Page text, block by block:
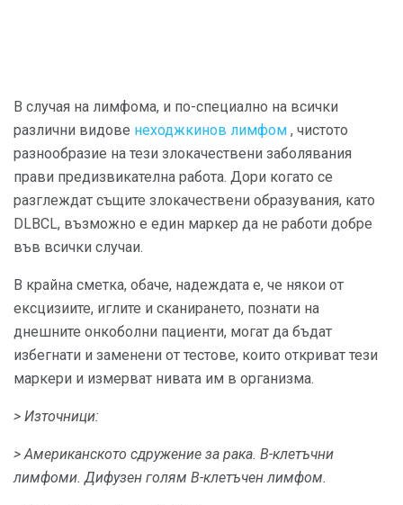
В случая на лимфома, и по-специално на всички
различни видове неходжкинов лимфом , чистото
разнообразие на тези злокачествени заболявания
прави предизвикателна работа. Дори когато се
разглеждат същите злокачествени образувания, като
DLBCL, възможно е един маркер да не работи добре
във всички случаи.
В крайна сметка, обаче, надеждата е, че някои от
ексцизиите, иглите и сканирането, познати на
днешните онкоболни пациенти, могат да бъдат
избегнати и заменени от тестове, които откриват тези
маркери и измерват нивата им в организма.
> Източници:
> Американското сдружение за рака. В-клетъчни
лимфоми. Дифузен голям B-клетъчен лимфом.